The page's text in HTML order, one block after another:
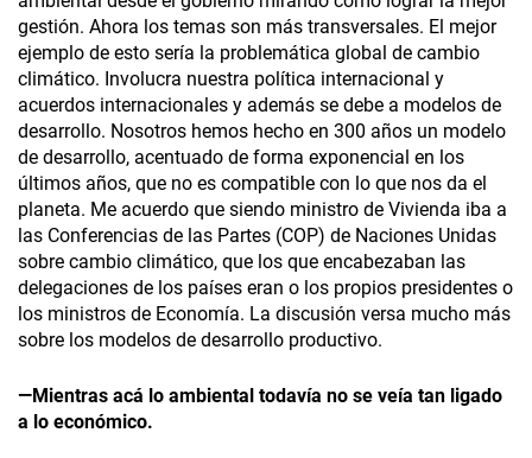
gestión. Ahora los temas son más transversales. El mejor
ejemplo de esto sería la problemática global de cambio
climático. Involucra nuestra política internacional y
acuerdos internacionales y además se debe a modelos de
desarrollo. Nosotros hemos hecho en 300 años un modelo
de desarrollo, acentuado de forma exponencial en los
últimos años, que no es compatible con lo que nos da el
planeta. Me acuerdo que siendo ministro de Vivienda iba a
las Conferencias de las Partes (COP) de Naciones Unidas
sobre cambio climático, que los que encabezaban las
delegaciones de los países eran o los propios presidentes o
los ministros de Economía. La discusión versa mucho más
sobre los modelos de desarrollo productivo.
—Mientras acá lo ambiental todavía no se veía tan ligado
a lo económico.